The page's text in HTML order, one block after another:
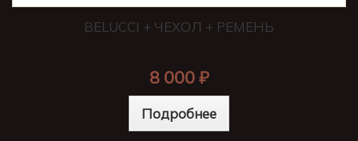
BELUCCI + ЧЕХОЛ + РЕМЕНЬ
8 000 ₽
Подробнее